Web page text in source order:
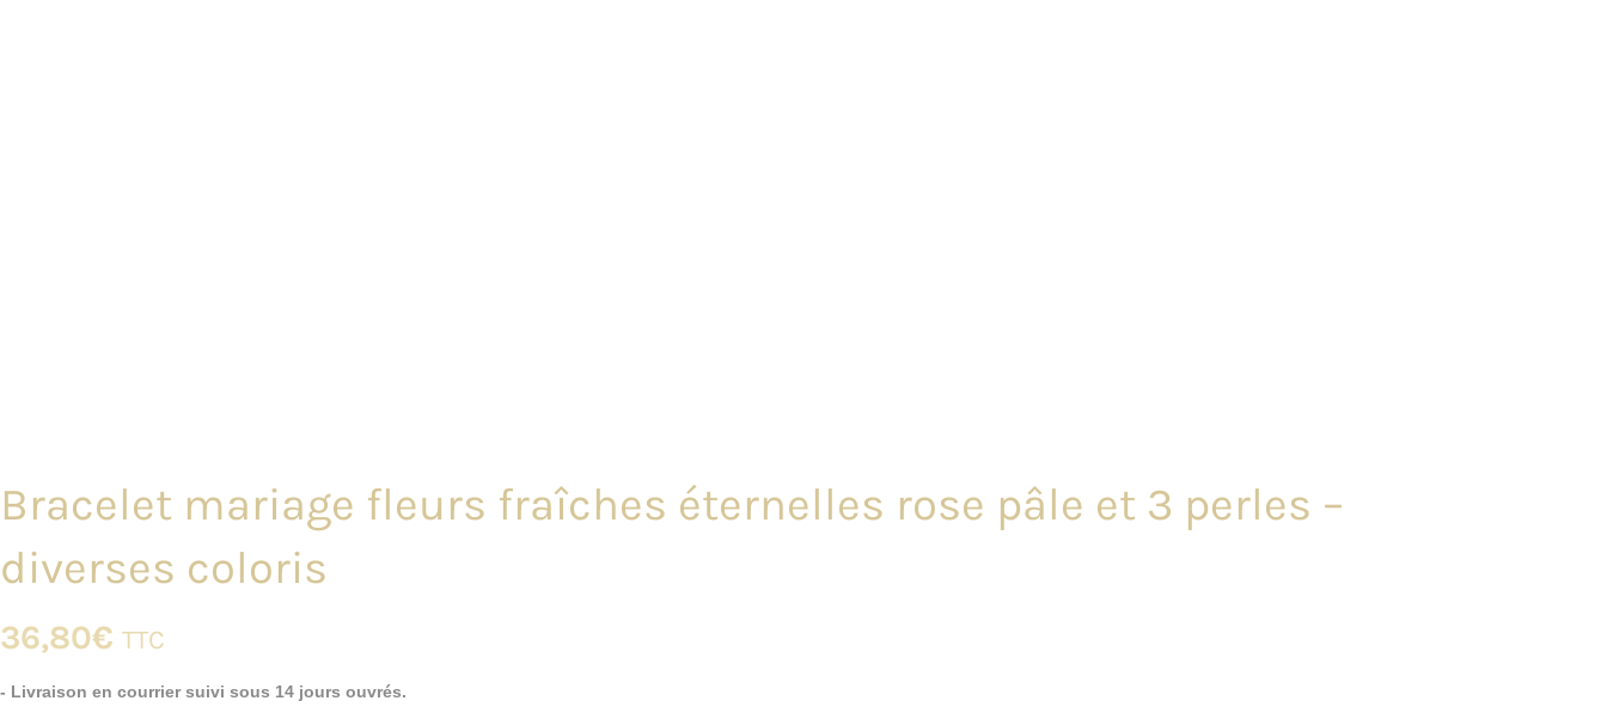
Bracelet mariage fleurs fraîches éternelles rose pâle et 3 perles –
diverses coloris
36,80€ TTC
- Livraison en courrier suivi sous 14 jours ouvrés.